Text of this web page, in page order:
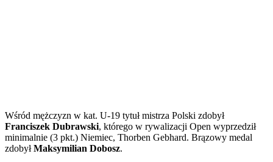
Wśród mężczyzn w kat. U-19 tytuł mistrza Polski zdobył
Franciszek Dubrawski, którego w rywalizacji Open wyprzedził
minimalnie (3 pkt.) Niemiec, Thorben Gebhard. Brązowy medal
zdobyłMaksymilian Dobosz.